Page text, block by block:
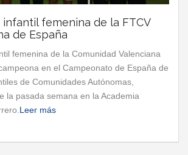
femenina de la FTCV
de España
femenina de la Comunidad Valenciana
en el Campeonato de España de
de Comunidades Autónomas,
la pasada semana en la Academia
Leer más